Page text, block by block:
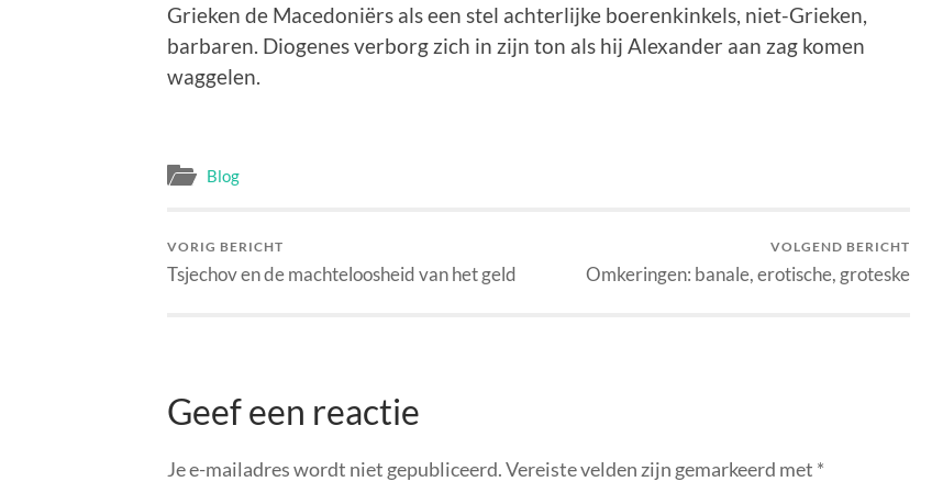
Grieken de Macedoniërs als een stel achterlijke boerenkinkels, niet-Grieken,
barbaren. Diogenes verborg zich in zijn ton als hij Alexander aan zag komen
waggelen.
Blog
VORIG BERICHT
Tsjechov en de machteloosheid van het geld
VOLGEND BERICHT
Omkeringen: banale, erotische, groteske
Geef een reactie
Je e-mailadres wordt niet gepubliceerd.Vereiste velden zijn gemarkeerd met *